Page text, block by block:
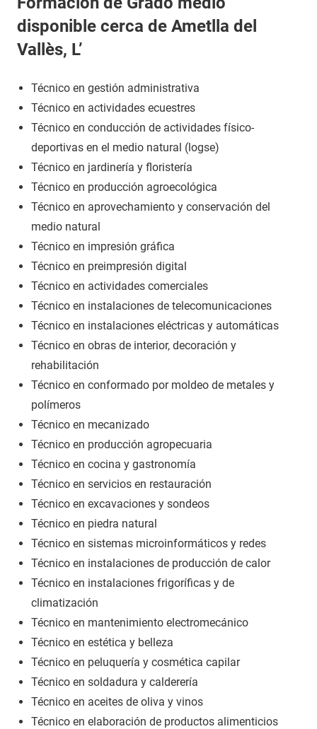
disponible cerca de Ametlla del
Vallès, L’
Técnico en gestión administrativa
Técnico en actividades ecuestres
Técnico en conducción de actividades físico-
deportivas en el medio natural (logse)
Técnico en jardinería y floristería
Técnico en producción agroecológica
Técnico en aprovechamiento y conservación del
medio natural
Técnico en impresión gráfica
Técnico en preimpresión digital
Técnico en actividades comerciales
Técnico en instalaciones de telecomunicaciones
Técnico en instalaciones eléctricas y automáticas
Técnico en obras de interior, decoración y
rehabilitación
Técnico en conformado por moldeo de metales y
polímeros
Técnico en mecanizado
Técnico en producción agropecuaria
Técnico en cocina y gastronomía
Técnico en servicios en restauración
Técnico en excavaciones y sondeos
Técnico en piedra natural
Técnico en sistemas microinformáticos y redes
Técnico en instalaciones de producción de calor
Técnico en instalaciones frigoríficas y de
climatización
Técnico en mantenimiento electromecánico
Técnico en estética y belleza
Técnico en peluquería y cosmética capilar
Técnico en soldadura y calderería
Técnico en aceites de oliva y vinos
Técnico en elaboración de productos alimenticios